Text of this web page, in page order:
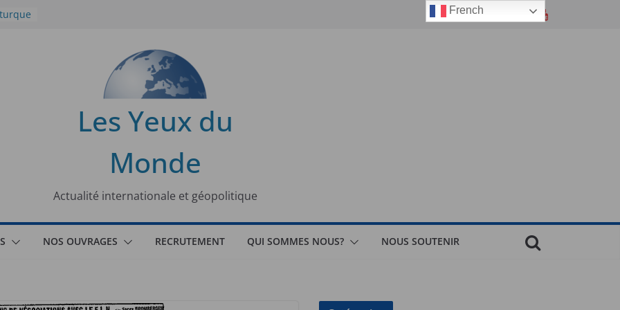
Les Yeux du
Monde
Actualité internationale et géopolitique
NOS OUVRAGES RECRUTEMENT QUI SOMMES NOUS? NOUS SOUTENIR
French